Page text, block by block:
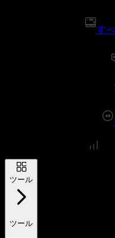
す
ツール
ツール